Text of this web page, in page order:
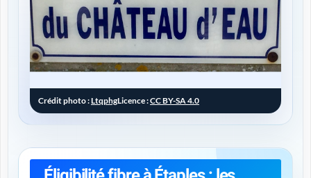
Crédit photo :LtqphgLicence :CC BY-SA 4.0